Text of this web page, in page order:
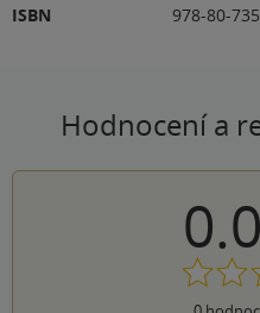
ISBN
978-80-
Hodnocení a
0.0